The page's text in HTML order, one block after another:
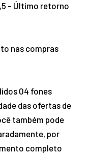
- Último retorno
nas compras
04 fones
das ofertas de
também pode
por
completo